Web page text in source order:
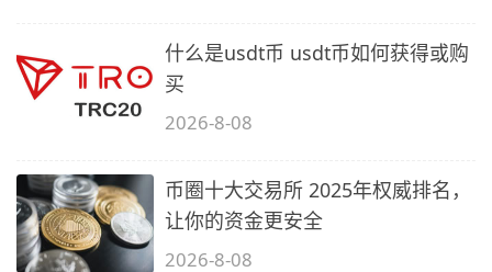
什么是usdt币 usdt币如何获得或购
买
2026-8-08
币圈十大交易所 2025年权威排名，
让你的资金更安全
2026-8-08